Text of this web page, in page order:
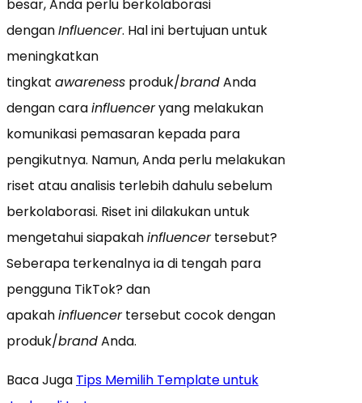
besar, Anda perlu berkolaborasi
denganInfluencer. Hal ini bertujuan untuk
meningkatkan
tingkat awareness produk/brandAnda
dengan carainfluenceryang melakukan
komunikasi pemasaran kepada para
pengikutnya. Namun, Anda perlu melakukan
riset atau analisis terlebih dahulu sebelum
berkolaborasi. Riset ini dilakukan untuk
mengetahui siapakahinfluencertersebut?
Seberapa terkenalnya ia di tengah para
pengguna TikTok? dan
apakahinfluencertersebut cocok dengan
produk/brandAnda.
Baca Juga Tips Memilih Template untuk